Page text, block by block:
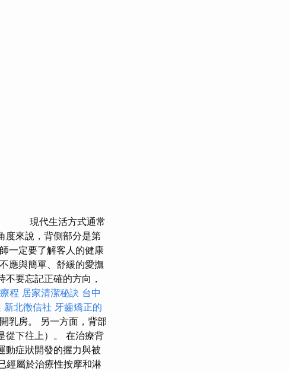
現代生活方式通常
度來說，背側部分是第
一定要了解客人的健康
應與簡單、舒緩的愛撫
要忘記正確的方向，
程 居家清潔秘訣 台中
新北徵信社 牙齒矯正的
乳房。 另一方面，背部
從下往上）。 在治療背
動症狀開發的握力與被
經屬於治療性按摩和淋